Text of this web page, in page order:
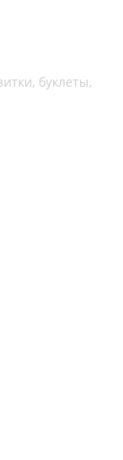
буклеты,